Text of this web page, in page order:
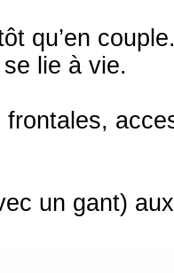
qu’en
lie à vie.
frontales,
un gant)